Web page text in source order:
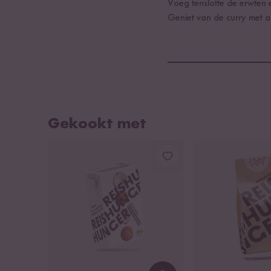
Voeg tenslotte de erwten
Geniet van de curry met
Gekookt met